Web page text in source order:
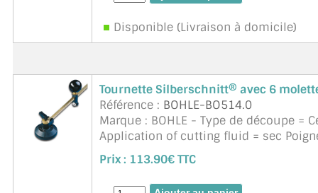
Disponible (Livraison à domicile)
Tournette Silberschnitt® avec 6
Référence : BOHLE-BO514.0
Marque : BOHLE - Type de découpe =
Application of cutting fluid = sec
Molettes et barillet interchangeables
Prix : 113.90€ TTC